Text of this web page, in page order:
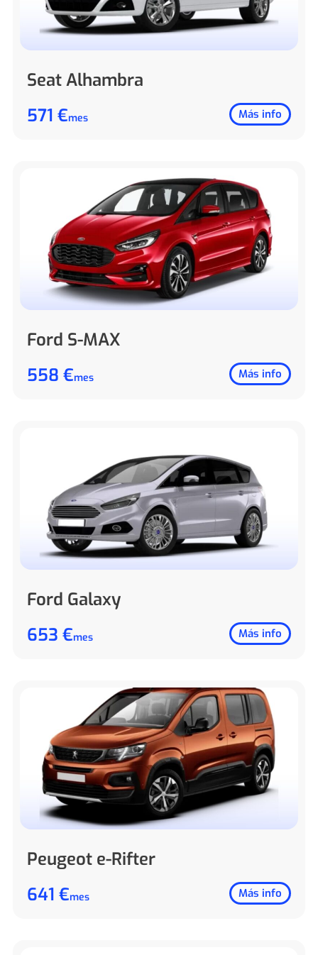
Seat Alhambra
571 €mes Más info
Ford S-MAX
558 €mes Más info
Ford Galaxy
653 €mes Más info
Peugeot e-Rifter
641 €mes Más info